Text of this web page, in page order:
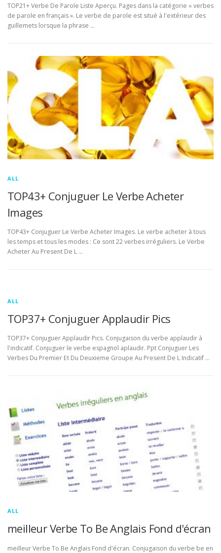
TOP21+ Verbe De Parole Liste Aperçu. Pages dans la catégorie « verbes
de parole en français ». Le verbe de parole est situé à l'extérieur des
guillemets lorsque la phrase …
ALL
TOP43+ Conjuguer Le Verbe Acheter
Images
TOP43+ Conjuguer Le Verbe Acheter Images. Le verbe acheter à tous
les temps et tous les modes : Ce sont 22 verbes irréguliers. Le Verbe
Acheter Au Present De L …
ALL
TOP37+ Conjuguer Applaudir Pics
TOP37+ Conjuguer Applaudir Pics. Conjugaison du verbe applaudir à
l'indicatif. Conjuguer le verbe espagnol aplaudir. Ppt Conjuguer Les
Verbes Du Premier Et Du Deuxieme Groupe Au Present De L Indicatif …
ALL
meilleur Verbe To Be Anglais Fond d'écran
meilleur Verbe To Be Anglais Fond d'écran. Conjugaison du verbe be en